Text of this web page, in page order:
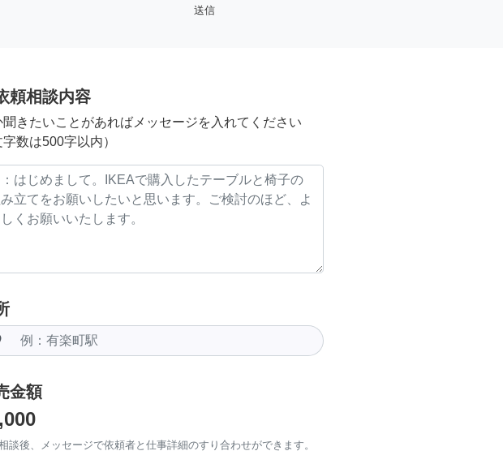
送信
頼相談内容
聞きたいことがあればメッセージを入れてください
字数は500字以内）
金額
談後、メッセージで依頼者と仕事詳細のすり合わせができます。